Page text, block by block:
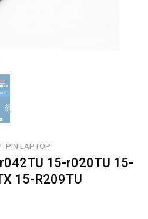
PIN LAPTOP
15-r020TU 15-
15-R209TU